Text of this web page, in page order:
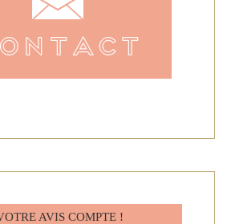
AVIS COMPTE !